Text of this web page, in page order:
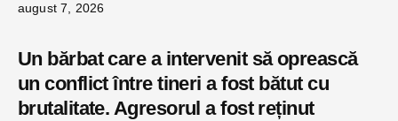
august 7, 2026
Un bărbat care a intervenit să oprească
un conflict între tineri a fost bătut cu
brutalitate. Agresorul a fost reținut